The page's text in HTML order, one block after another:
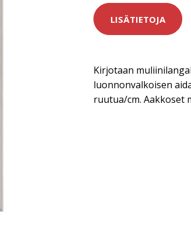
LISÄTIETOJA
Kirjotaan
luonnonvalkoisen
ruutua/cm. Aakkoset